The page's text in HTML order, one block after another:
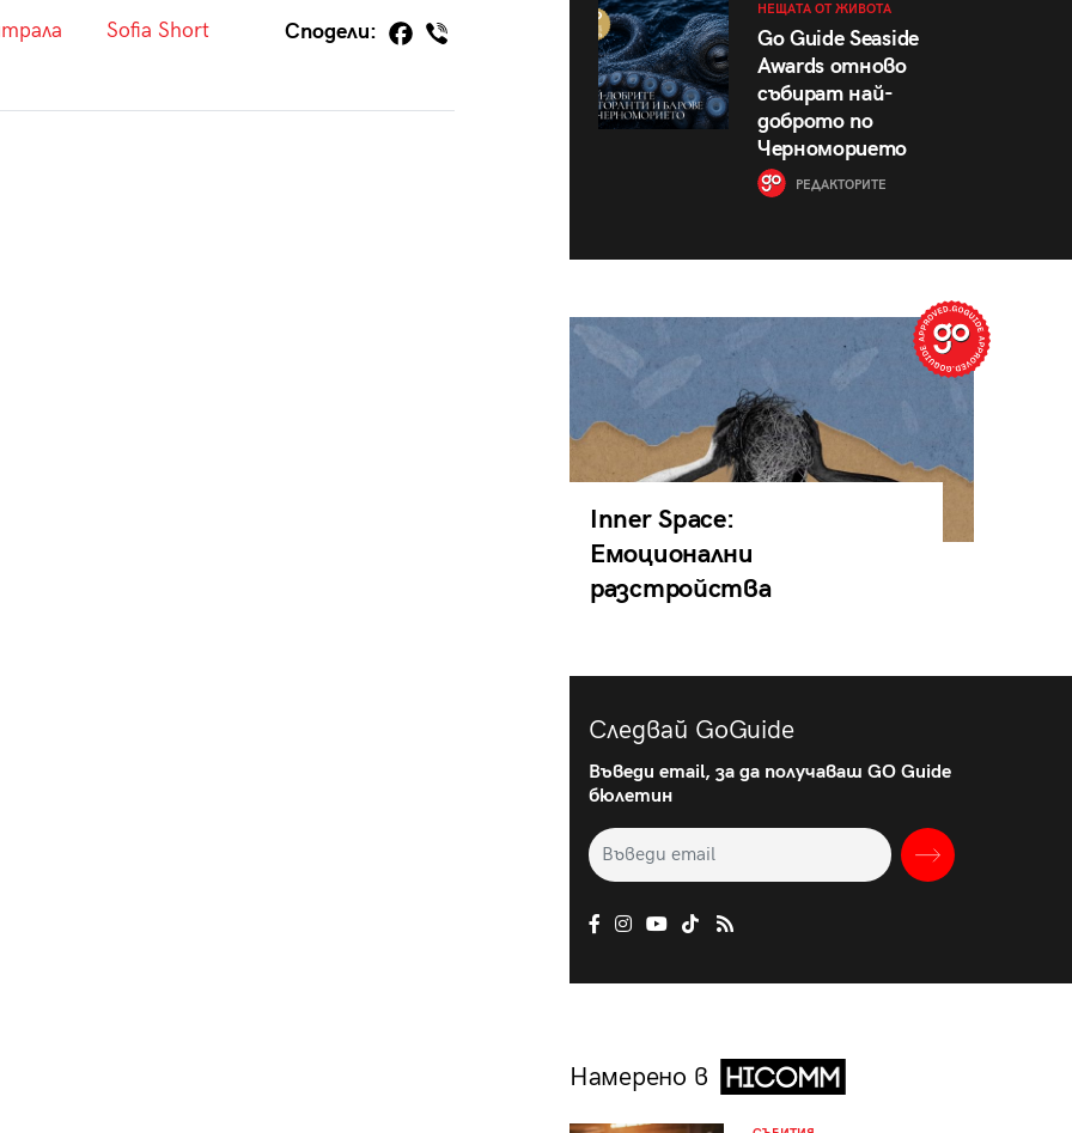
Sofia Short
Сподели:
НЕЩАТА ОТ ЖИВОТА
Go Guide Seaside
Awards отново
събират най-
доброто по
Черноморието
РЕДАКТОРИТЕ
Inner Space:
Емоционални
разстройства
Следвай GoGuide
Въведи email, за да получаваш GO Guide
бюлетин
Намерено в